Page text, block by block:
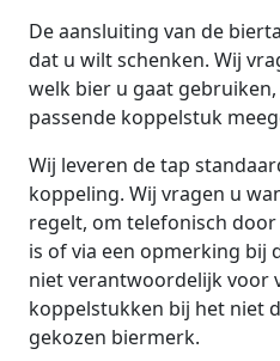
De aansluiting van de
dat u wilt schenken. Wij
welk bier u gaat
passende koppelstuk
Wij leveren de tap
koppeling. Wij vragen u
regelt, om telefonisch
is of via een opmerking bij
niet verantwoordelijk voor
koppelstukken bij het niet
gekozen biermerk.